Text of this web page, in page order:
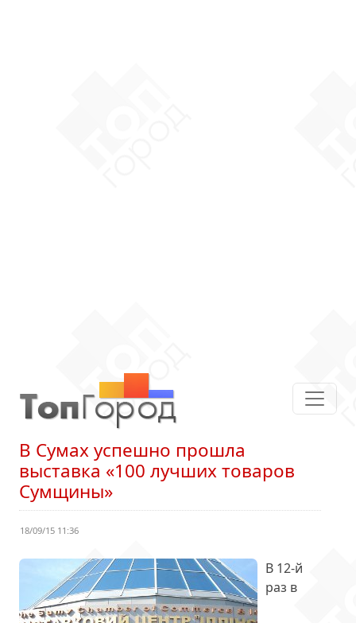
В Сумах успешно прошла
выставка «100 лучших товаров
Сумщины»
18/09/15 11:36
В 12-й
раз в